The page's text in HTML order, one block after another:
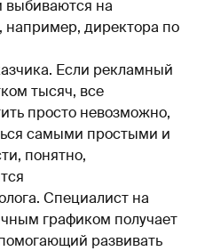
выбиваются на
директора по
Если рекламный
тысяч, все
просто невозможно,
самыми простыми и
понятно,
Специалист на
графиком получает
развивать